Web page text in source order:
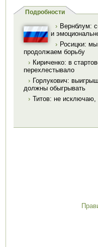
Подробности
› Вернблум:
и
› Росицки:
продолжаем борьбу
› Кириченко: в
перехлестывало
› Горлукович:
должны обыгрывать
› Титов: не исключаю,